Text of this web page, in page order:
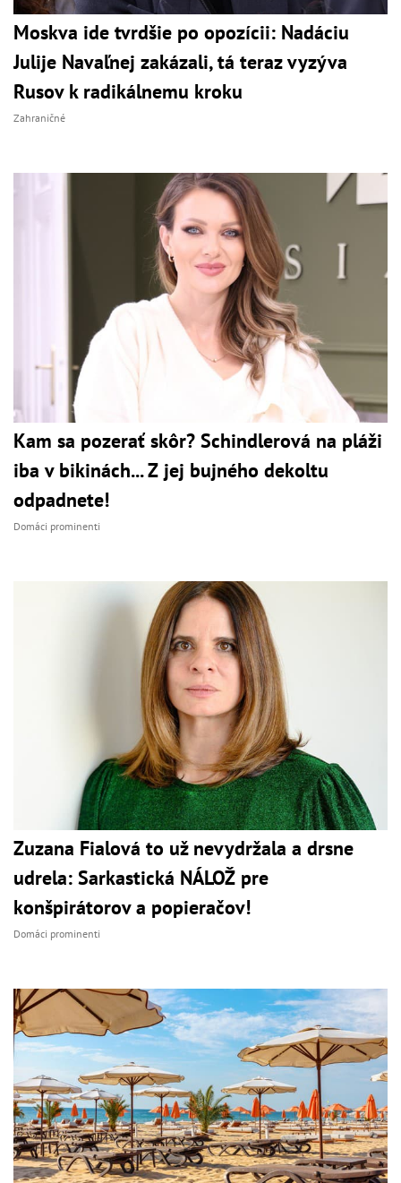
Moskva ide tvrdšie po opozícii: Nadáciu
Julije Navaľnej zakázali, tá teraz vyzýva
Rusov k radikálnemu kroku
Zahraničné
Kam sa pozerať skôr? Schindlerová na pláži
iba v bikinách... Z jej bujného dekoltu
odpadnete!
Domáci prominenti
Zuzana Fialová to už nevydržala a drsne
udrela: Sarkastická NÁLOŽ pre
konšpirátorov a popieračov!
Domáci prominenti